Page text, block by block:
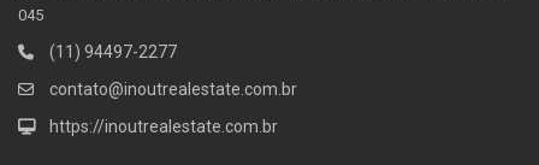
045
(11) 94497-2277
contato@inoutrealestate.com.br
https://inoutrealestate.com.br